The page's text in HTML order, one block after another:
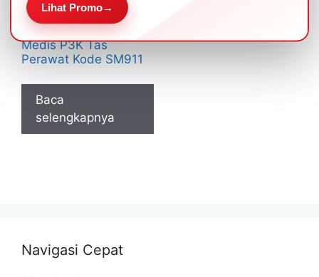
Tas Medis Terbaru
2022 Tas Homecare
Medis P3K Tas
Perawat Kode SM911
Baca
selengkapnya
Navigasi Cepat
Lihat Promo→